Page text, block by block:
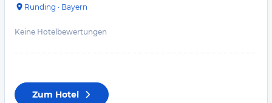
Runding · Bayern
Keine Hotelbewertungen
Zum Hotel